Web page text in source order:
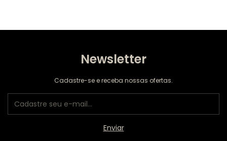
Newsletter
Cadastre-se e receba nossas ofertas.